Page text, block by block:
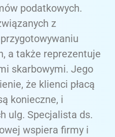
podatkowych.
z
a także reprezentuje
skarbowymi. Jego
że klienci płacą
konieczne, i
ulg. Specjalista ds.
wspiera firmy i